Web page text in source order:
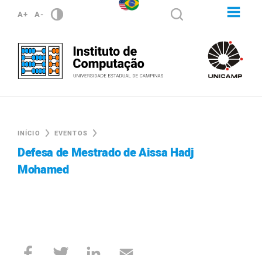
A+ A-
INÍCIO EVENTOS
Defesa de Mestrado de Aissa Hadj
Mohamed